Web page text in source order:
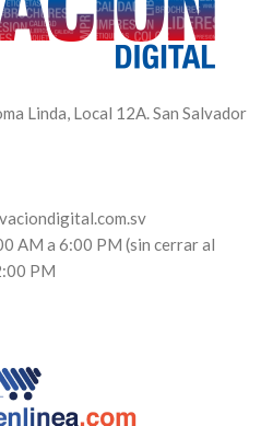
Linda, Local 12A. San Salvador
AM a 6:00 PM (sin cerrar al
PM